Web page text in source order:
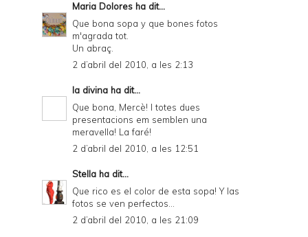
Maria Dolores ha dit...
Que bona sopa y que bones fotos
m'agrada tot.
Un abraç.
2 d’abril del 2010, a les 2:13
la divina ha dit...
Que bona, Mercè! I totes dues
presentacions em semblen una
meravella! La faré!
2 d’abril del 2010, a les 12:51
Stella ha dit...
Que rico es el color de esta sopa! Y las
fotos se ven perfectos...
2 d’abril del 2010, a les 21:09